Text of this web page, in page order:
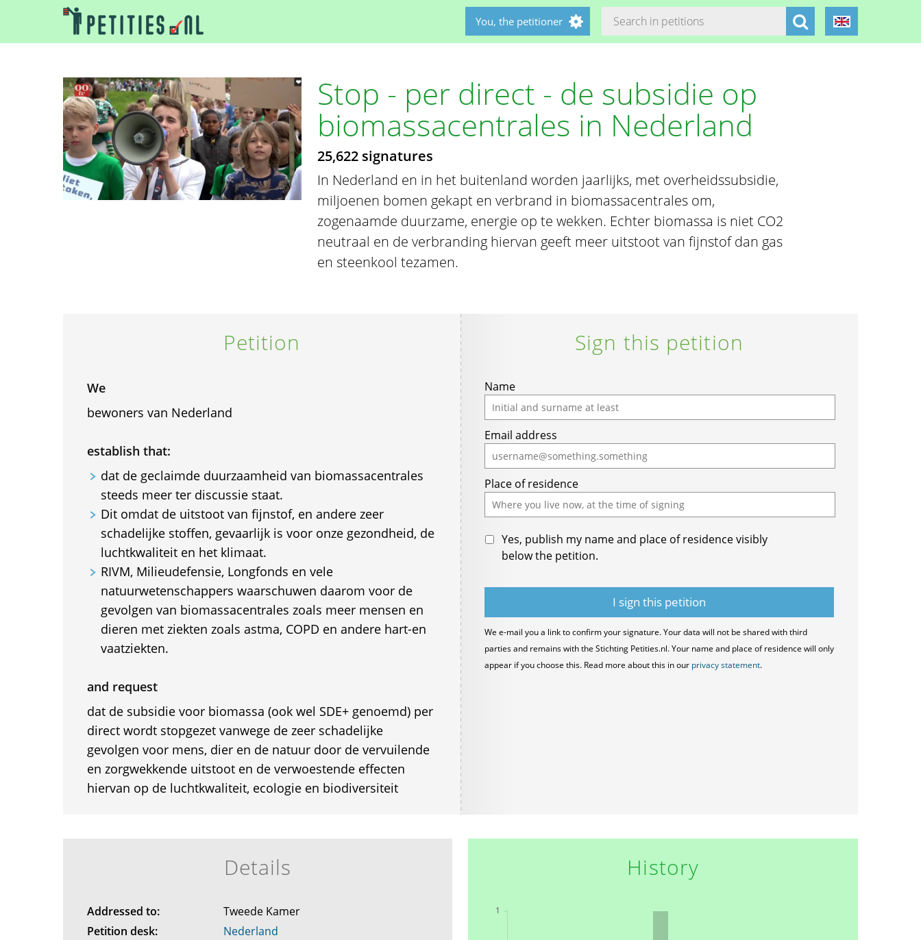
You, the petitioner
Stop - per direct - de subsidie op
biomassacentrales in Nederland
25,622 signatures
In Nederland en in het buitenland worden jaarlijks, met overheidssubsidie,
miljoenen bomen gekapt en verbrand in biomassacentrales om,
zogenaamde duurzame, energie op te wekken. Echter biomassa is niet CO2
neutraal en de verbranding hiervan geeft meer uitstoot van fijnstof dan gas
en steenkool tezamen.
Petition
We
bewoners van Nederland
establish that:
dat de geclaimde duurzaamheid van biomassacentrales
steeds meer ter discussie staat.
Dit omdat de uitstoot van fijnstof, en andere zeer
schadelijke stoffen, gevaarlijk is voor onze gezondheid, de
luchtkwaliteit en het klimaat.
RIVM, Milieudefensie, Longfonds en vele
natuurwetenschappers waarschuwen daarom voor de
gevolgen van biomassacentrales zoals meer mensen en
dieren met ziekten zoals astma, COPD en andere hart-en
vaatziekten.
and request
dat de subsidie voor biomassa (ook wel SDE+ genoemd) per
direct wordt stopgezet vanwege de zeer schadelijke
gevolgen voor mens, dier en de natuur door de vervuilende
en zorgwekkende uitstoot en de verwoestende effecten
hiervan op de luchtkwaliteit, ecologie en biodiversiteit
Sign this petition
Name
Email address
Place of residence
Yes, publish my name and place of residence visibly
below the petition.
We e-mail you a link to confirm your signature. Your data will not be shared with third
parties and remains with the Stichting Petities.nl. Your name and place of residence will only
appear if you choose this. Read more about this in our privacy statement.
Details
Addressed to:
Tweede Kamer
Petition desk:
Nederland
History